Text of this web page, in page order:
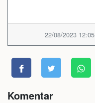
22/08/2023
Komentar